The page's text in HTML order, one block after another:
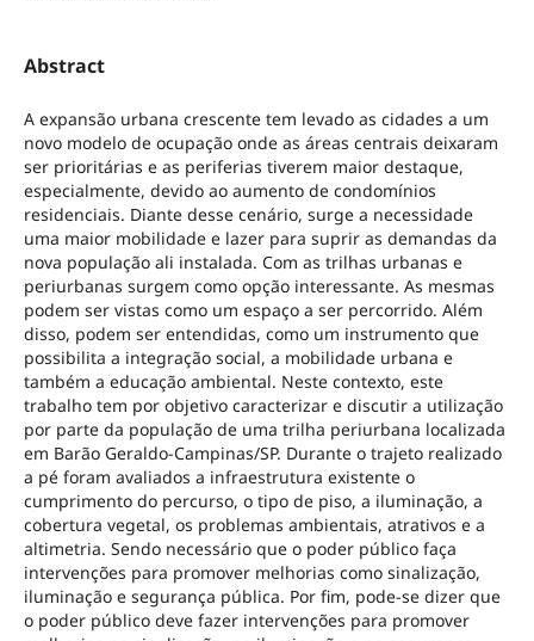
Abstract
A expansão urbana crescente tem levado as cidades a um
novo modelo de ocupação onde as áreas centrais deixaram
ser prioritárias e as periferias tiverem maior destaque,
especialmente, devido ao aumento de condomínios
residenciais. Diante desse cenário, surge a necessidade
uma maior mobilidade e lazer para suprir as demandas da
nova população ali instalada. Com as trilhas urbanas e
periurbanas surgem como opção interessante. As mesmas
podem ser vistas como um espaço a ser percorrido. Além
disso, podem ser entendidas, como um instrumento que
possibilita a integração social, a mobilidade urbana e
também a educação ambiental. Neste contexto, este
trabalho tem por objetivo caracterizar e discutir a utilização
por parte da população de uma trilha periurbana localizada
em Barão Geraldo-Campinas/SP. Durante o trajeto realizado
a pé foram avaliados a infraestrutura existente o
cumprimento do percurso, o tipo de piso, a iluminação, a
cobertura vegetal, os problemas ambientais, atrativos e a
altimetria. Sendo necessário que o poder público faça
intervenções para promover melhorias como sinalização,
iluminação e segurança pública. Por fim, pode-se dizer que
o poder público deve fazer intervenções para promover